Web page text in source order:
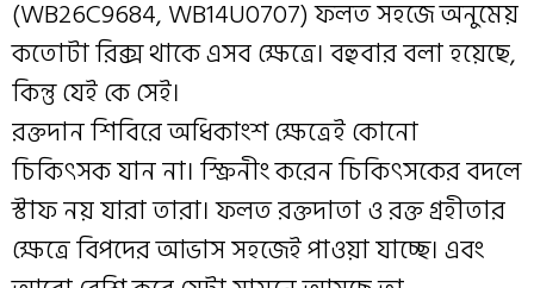
(WB26C9684, WB14U0707) ফলত সহজে অনুমেয়
কতোটা রিক্স থাকে এসব ক্ষেত্রে। বহুবার বলা হয়েছে,
কিন্তু যেই কে সেই।
রক্তদান শিবিরে অধিকাংশ ক্ষেত্রেই কোনো
চিকিৎসক যান না। স্ক্রিনীং করেন চিকিৎসকের বদলে
স্টাফ নয় যারা তারা। ফলত রক্তদাতা ও রক্ত গ্রহীতার
ক্ষেত্রে বিপদের আভাস সহজেই পাওয়া যাচ্ছে। এবং